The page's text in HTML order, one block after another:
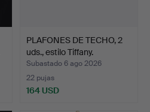
PLAFONES DE TECHO, 2
uds., estilo Tiffany.
Subastado 6 ago 2026
22 pujas
164 USD